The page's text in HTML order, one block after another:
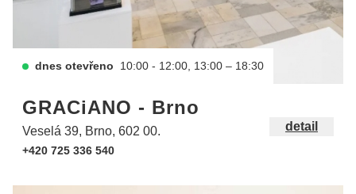
dnes otevřeno 10:00 - 12:00, 13:00 – 18:30
GRACiANO - Brno
Veselá 39, Brno, 602 00.
+420 725 336 540
detail